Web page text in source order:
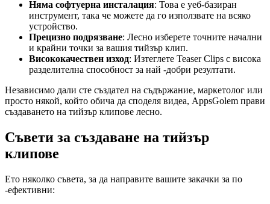
Няма софтуерна инсталация: Това е уеб-базиран
инструмент, така че можете да го използвате на всяко
устройство.
Прецизно подрязване: Лесно изберете точните начални
и крайни точки за вашия тийзър клип.
Висококачествен изход: Изтеглете Teaser Clips с висока
разделителна способност за най -добри резултати.
Независимо дали сте създател на съдържание, маркетолог или
просто някой, който обича да споделя видеа, AppsGolem прави
създаването на тийзър клипове лесно.
Съвети за създаване на тийзър
клипове
Ето няколко съвета, за да направите вашите закачки за по
-ефективни: